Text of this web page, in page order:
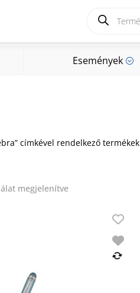
search
Események ;
Események;
címkével rendelkező termékek
megjelenítve